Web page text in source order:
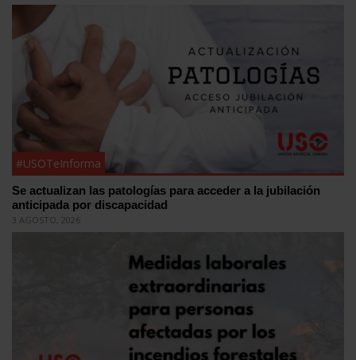
#USOTeInforma
Se actualizan las patologías para acceder a la jubilación
anticipada por discapacidad
3 AGOSTO, 2026